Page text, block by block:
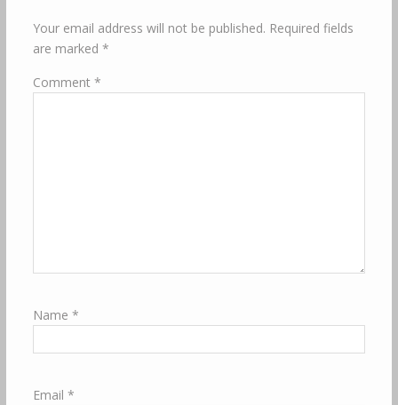
Your email address will not be published. Required fields
are marked *
Comment *
Name *
Email *